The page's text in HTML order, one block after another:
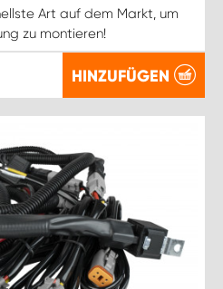
Art auf dem Markt, um
zu montieren!
HINZUFÜGEN